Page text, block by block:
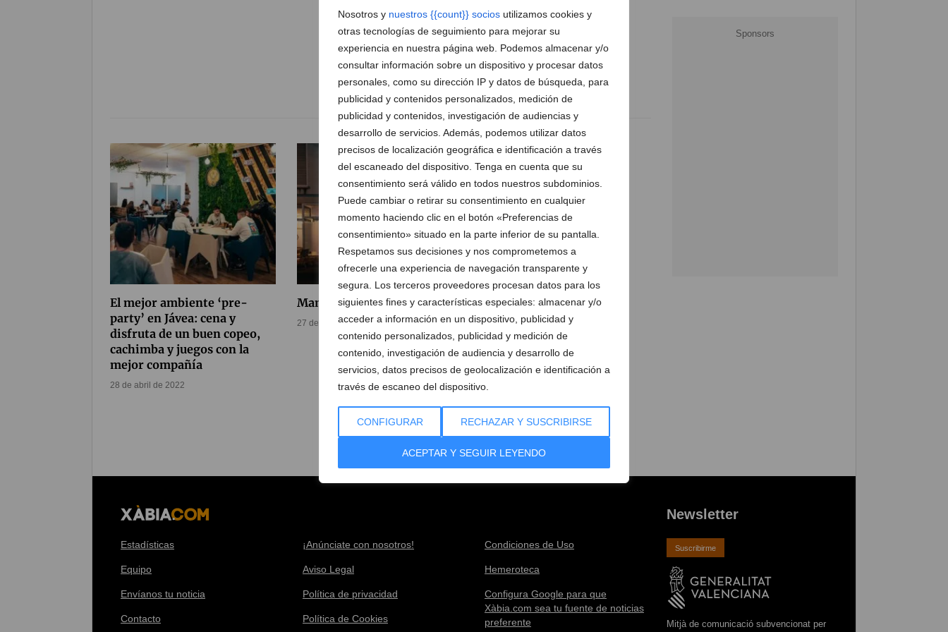
Nosotros y nuestros {{count}} socios utilizamos cookies y
otras tecnologías de seguimiento para mejorar su
experiencia en nuestra página web. Podemos almacenar y/o
consultar información sobre un dispositivo y procesar datos
personales, como su dirección IP y datos de búsqueda, para
publicidad y contenidos personalizados, medición de
publicidad y contenidos, investigación de audiencias y
desarrollo de servicios. Además, podemos utilizar datos
precisos de localización geográfica e identificación a través
del escaneado del dispositivo. Tenga en cuenta que su
consentimiento será válido en todos nuestros subdominios.
Puede cambiar o retirar su consentimiento en cualquier
momento haciendo clic en el botón «Preferencias de
consentimiento» situado en la parte inferior de su pantalla.
Respetamos sus decisiones y nos comprometemos a
ofrecerle una experiencia de navegación transparente y
segura. Los terceros proveedores procesan datos para los
siguientes fines y características especiales: almacenar y/o
acceder a información en un dispositivo, publicidad y
contenido personalizados, publicidad y medición de
contenido, investigación de audiencia y desarrollo de
servicios, datos precisos de geolocalización e identificación a
través de escaneo del dispositivo.
CONFIGURAR RECHAZAR Y SUSCRIBIRSE
ACEPTAR Y SEGUIR LEYENDO
disfruta de un buen copeo,
cachimba y juegos con la
mejor compañía
29 de abril de 2022
El mejor ambiente ‘pre-
party’ en Jávea: cena y
disfruta de un buen copeo,
cachimba y juegos con la
mejor compañía
28 de abril de 2022
Mambo Jávea
27 de abril de 2022
Estadísticas
Equipo
Envíanos tu noticia
Contacto
¡Anúnciate con nosotros!
Aviso Legal
Política de privacidad
Política de Cookies
Condiciones de Uso
Hemeroteca
Configura Google para que
Xàbia.com sea tu fuente de noticias
preferente
Newsletter
Suscribirme
Mitjà de comunicació subvencionat per